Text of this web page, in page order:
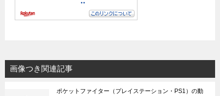
画像つき関連記事
ポケットファイター（プレイステーション・PS1）の動